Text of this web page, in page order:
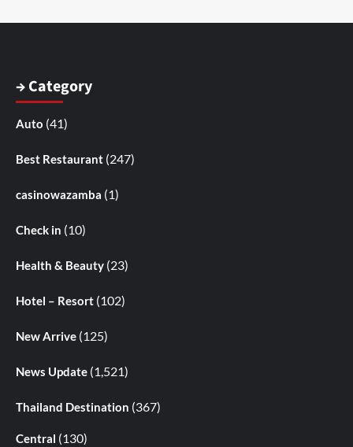
→ Category
Auto (41)
Best Restaurant (247)
casinowazamba (1)
Check in (10)
Health & Beauty (23)
Hotel – Resort (102)
New Arrive (125)
News Update (1,521)
Thailand Destination (367)
Central (130)